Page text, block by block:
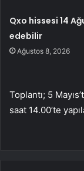
Qxo hissesi 14
edebilir
Ağustos 8, 2026
Toplantı; 5
saat 14.00’te